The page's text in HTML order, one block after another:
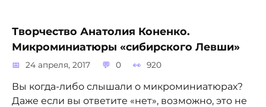
Творчество Анатолия Коненко.
Микроминиатюры «сибирского Левши»
24 апреля, 2017 0 920
Вы когда-либо слышали о микроминиатюрах?
Даже если вы ответите «нет», возможно, это не